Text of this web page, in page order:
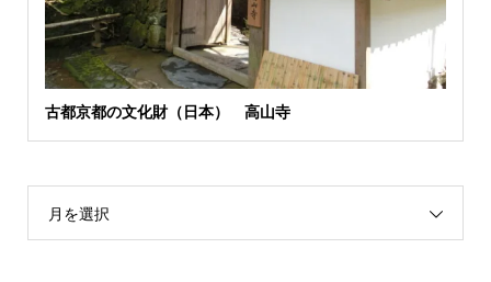
古都京都の文化財（日本） 高山寺
月を選択